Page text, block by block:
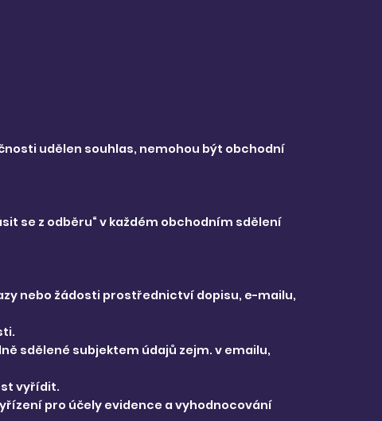
udělen souhlas, nemohou být obchodní
se z odběru“ v každém obchodním sdělení
nebo žádosti prostřednictví dopisu, e-mailu,
sdělené subjektem údajů zejm. v emailu,
vyřídit.
pro účely evidence a vyhodnocování